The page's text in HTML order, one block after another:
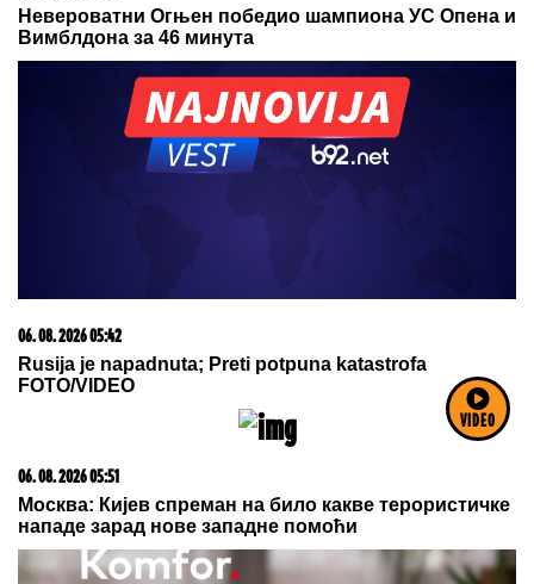
VIDEO
Невероватни Огњен победио шампиона УС Опена и
Вимблдона за 46 минута
06. 08. 2026 05:42
Rusija je napadnuta; Preti potpuna katastrofa
FOTO/VIDEO
06. 08. 2026 05:51
Москва: Кијев спреман на било какве терористичке
нападе зарад нове западне помоћи